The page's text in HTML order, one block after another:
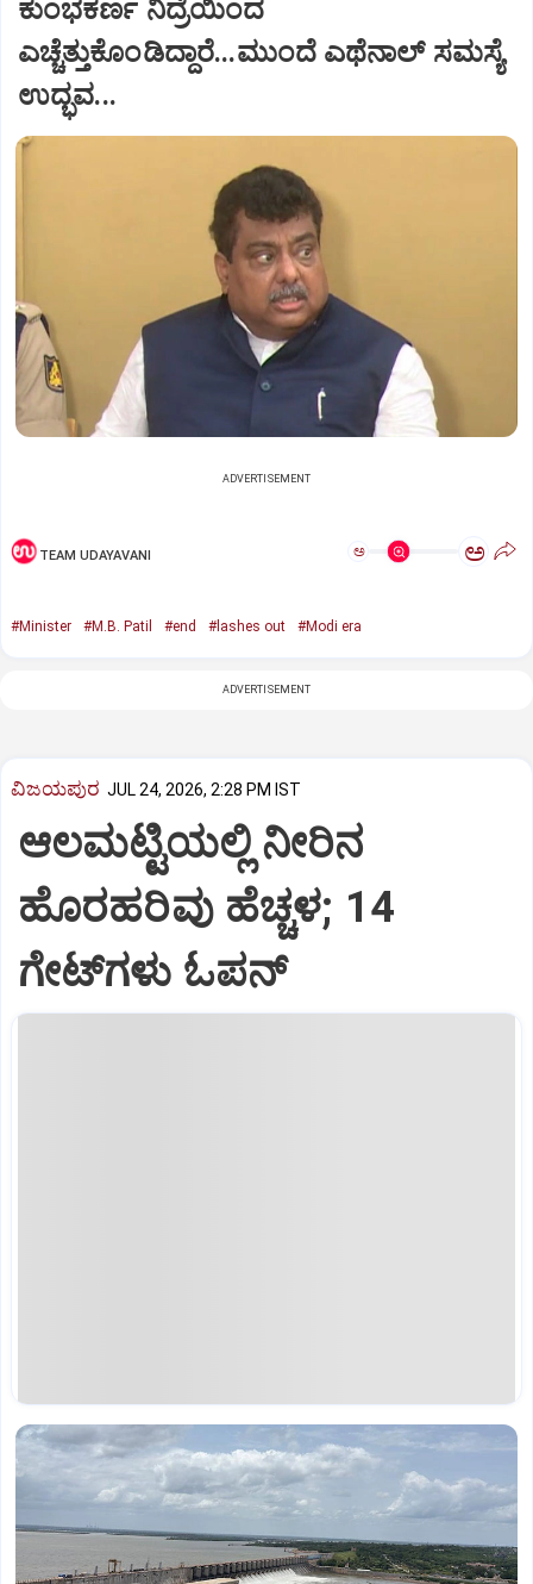
ಕುಂಭಕರ್ಣ ನಿದ್ರೆಯಿಂದ
ಎಚ್ಚೆತ್ತುಕೊಂಡಿದ್ದಾರೆ...ಮುಂದೆ ಎಥೆನಾಲ್ ಸಮಸ್ಯೆ
ಉದ್ಭವ...
ADVERTISEMENT
TEAM UDAYAVANI ಅ ಅ
#Minister #M.B. Patil #end #lashes out #Modi era
ADVERTISEMENT
ವಿಜಯಪುರ JUL 24, 2026, 2:28 PM IST
ಆಲಮಟ್ಟಿಯಲ್ಲಿ ನೀರಿನ
ಹೊರಹರಿವು ಹೆಚ್ಚಳ; 14
ಗೇಟ್‌ಗಳು ಓಪನ್